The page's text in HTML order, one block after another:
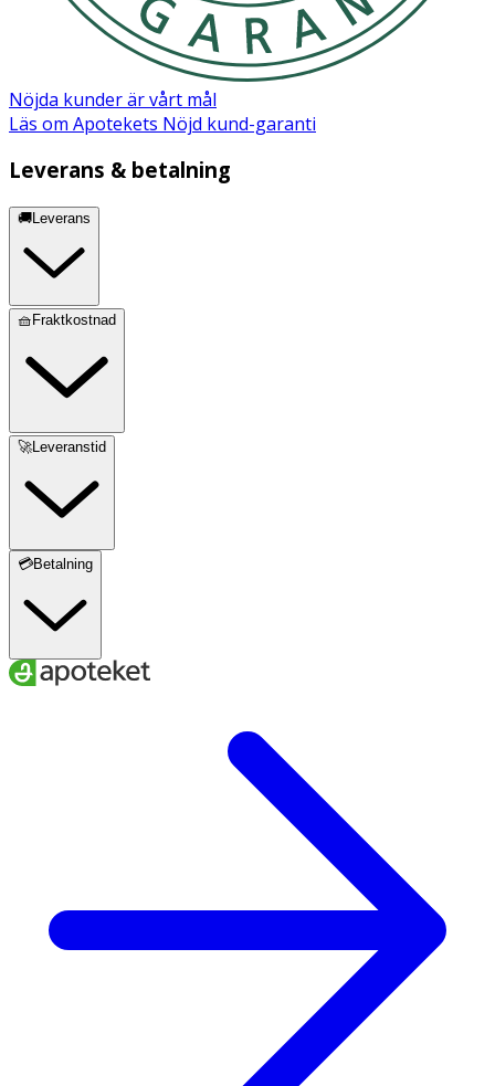
Nöjda kunder är vårt mål
Läs om Apotekets Nöjd kund-garanti
Leverans & betalning
🚚Leverans
🧺Fraktkostnad
🚀Leveranstid
💳Betalning